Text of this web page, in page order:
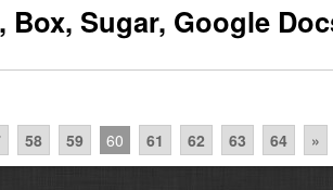
Box, Sugar, Google
58 59 60 61 62 63 64 »